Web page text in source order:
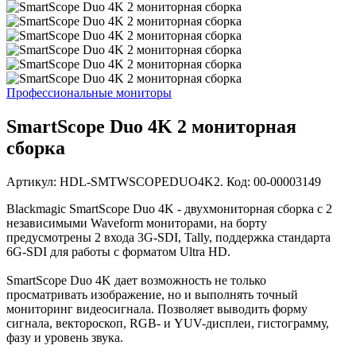
Профессиональные мониторы
SmartScope Duo 4K 2 мониторная
сборка
Артикул: HDL-SMTWSCOPEDUO4K2. Код: 00-00003149
Blackmagic SmartScope Duo 4K - двухмониторная сборка с 2
независимыми Waveform мониторами, на борту
предусмотрены 2 входа 3G-SDI, Tally, поддержка стандарта
6G-SDI для работы с форматом Ultra HD.
SmartScope Duo 4K дает возможность не только
просматривать изображение, но и выполнять точный
мониторинг видеосигнала. Позволяет выводить форму
сигнала, вектороскоп, RGB- и YUV-дисплеи, гистограмму,
фазу и уровень звука.